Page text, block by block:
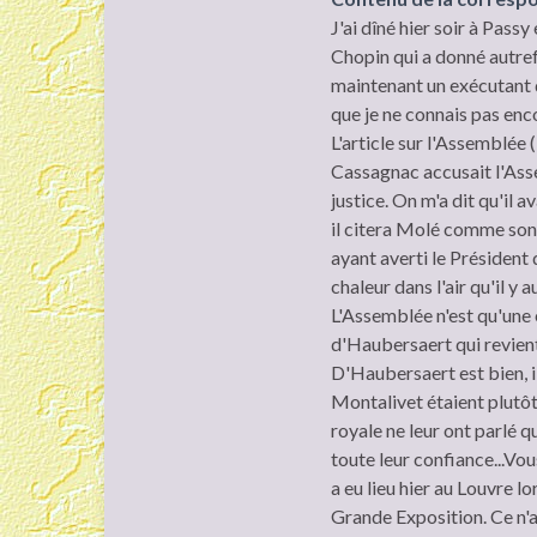
J'ai dîné hier soir à
Chopin qui a donné
maintenant un exécutant
que je ne connais pas
L'article sur l'Assemblée
Cassagnac accusait
justice. On m'a dit qu'il
il citera Molé comme
ayant averti le Président
chaleur dans l'air qu'il y
L'Assemblée n'est
d'Haubersaert qui
D'Haubersaert est bien,
Montalivet étaient plutôt
royale ne leur ont parlé
toute leur
a eu lieu hier au Louvre
Grande Exposition. Ce